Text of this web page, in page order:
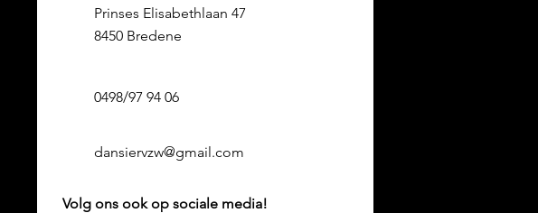
Prinses Elisabethlaan 47
8450 Bredene
0498/97 94 06
dansiervzw@gmail.com
Volg ons ook op sociale media!